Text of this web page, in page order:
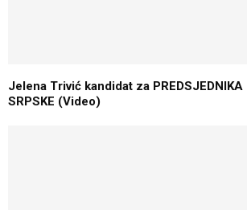
Jelena Trivić kandidat za PREDSJEDNIKA
SRPSKE (Video)